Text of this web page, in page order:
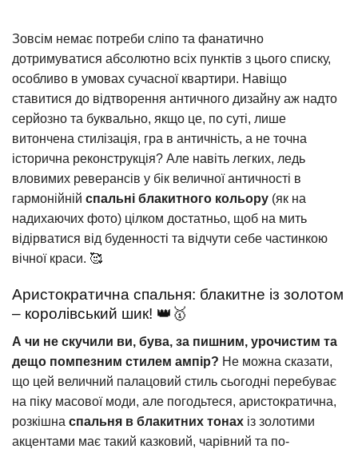
Зовсім немає потреби сліпо та фанатично
дотримуватися абсолютно всіх пунктів з цього списку,
особливо в умовах сучасної квартири. Навіщо
ставитися до відтворення античного дизайну аж надто
серйозно та буквально, якщо це, по суті, лише
витончена стилізація, гра в античність, а не точна
історична реконструкція? Але навіть легких, ледь
вловимих реверансів у бік величної античності в
гармонійній спальні блакитного кольору (як на
надихаючих фото) цілком достатньо, щоб на мить
відірватися від буденності та відчути себе частинкою
вічної краси. 🥰
Аристократична спальня: блакитне із золотом
– королівський шик! 👑🥇
А чи не скучили ви, бува, за пишним, урочистим та
дещо помпезним стилем ампір? Не можна сказати,
що цей величний палацовий стиль сьогодні перебуває
на піку масової моди, але погодьтеся, аристократична,
розкішна спальня в блакитних тонах із золотими
акцентами має такий казковий, чарівний та по-